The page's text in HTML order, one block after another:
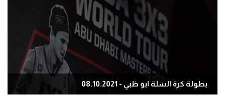
بطولة كرة السلة ابو ظبي - 08.10.2021